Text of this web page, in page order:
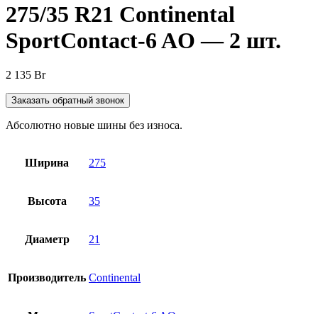
275/35 R21 Continental
SportContact-6 AO — 2 шт.
2 135 Br
Заказать обратный звонок
Абсолютно новые шины без износа.
Ширина 275
Высота 35
Диаметр 21
Производитель Continental